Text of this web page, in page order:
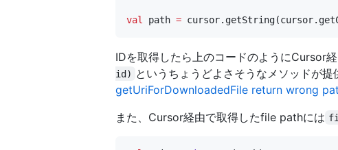
val path =
IDを取得したら上のコードのようにCursor
id) というちょうどよさそうなメソッドが提
getUriForDownloadedFile return wrong
また、Cursor経由で取得したfile pathには